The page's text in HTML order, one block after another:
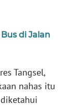
di Jalan
Tangsel,
nahas itu